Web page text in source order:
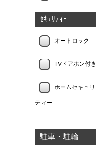
ｾｷｭﾘﾃｨｰ
オートロック
TVドアホン付き
ホームセキュリ
ティー
駐車・駐輪